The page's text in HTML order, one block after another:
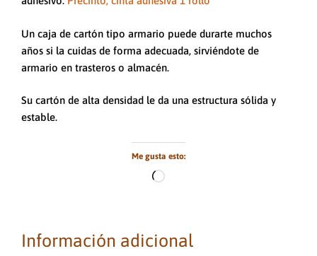
Un caja de cartón tipo armario puede durarte muchos
años si la cuidas de forma adecuada, sirviéndote de
armario en trasteros o almacén.
Su cartón de alta densidad le da una estructura sólida y
estable.
Me gusta esto:
Cargando...
Información adicional